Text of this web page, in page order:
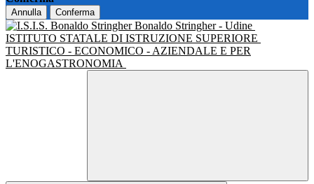
Annulla Conferma
Bonaldo Stringher - Udine
ISTITUTO STATALE DI ISTRUZIONE SUPERIORE
TURISTICO - ECONOMICO - AZIENDALE E PER
L'ENOGASTRONOMIA